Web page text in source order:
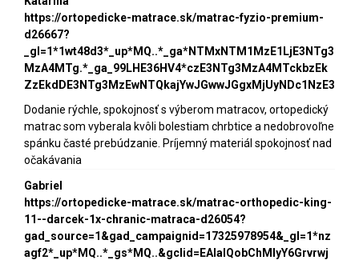
https://ortopedicke-matrace.sk/matrac-fyzio-premium-
d26667?
_gl=1*1wt48d3*_up*MQ..*_ga*NTMxNTM1MzE1LjE3NTg3
MzA4MTg.*_ga_99LHE36HV4*czE3NTg3MzA4MTckbzEk
ZzEkdDE3NTg3MzEwNTQkajYwJGwwJGgxMjUyNDc1NzE3
Dodanie rýchle, spokojnosť s výberom matracov, ortopedický
matrac som vyberala kvôli bolestiam chrbtice a nedobrovoľne
spánku časté prebúdzanie. Príjemný materiál spokojnosť nad
očakávania
Gabriel
https://ortopedicke-matrace.sk/matrac-orthopedic-king-
11--darcek-1x-chranic-matraca-d26054?
gad_source=1&gad_campaignid=17325978954&_gl=1*nz
agf2*_up*MQ..*_gs*MQ..&gclid=EAIaIQobChMIyY6Grvrwj